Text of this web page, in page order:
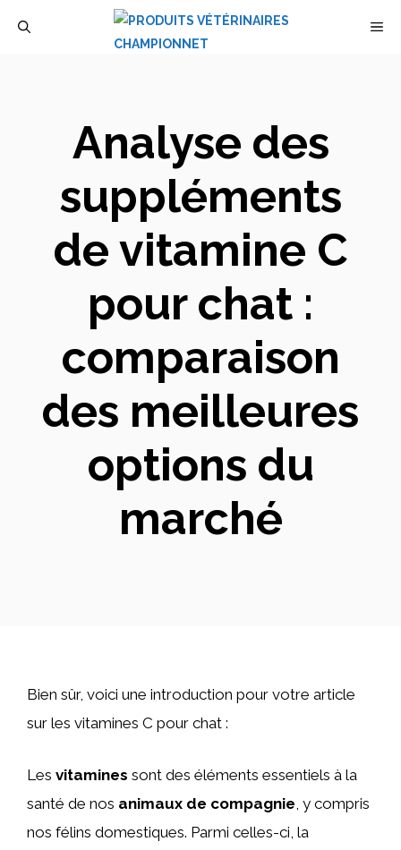
Analyse des
suppléments
de vitamine C
pour chat :
comparaison
des meilleures
options du
marché
Bien sûr, voici une introduction pour votre article
sur les vitamines C pour chat :
Les vitamines sont des éléments essentiels à la
santé de nos animaux de compagnie , y compris
nos félins domestiques. Parmi celles-ci, la